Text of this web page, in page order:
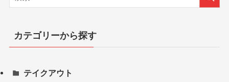
カテゴリーから探す
テイクアウト